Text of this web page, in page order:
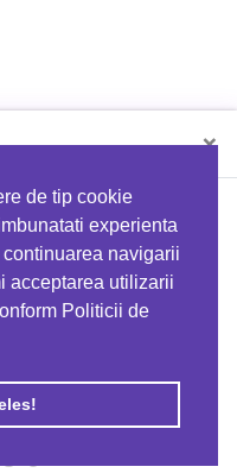
de tip cookie
experienta
navigarii
acceptarea utilizarii
Politicii de
×
folosind codul